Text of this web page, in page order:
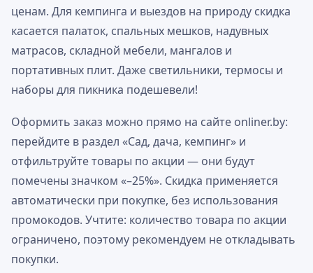
ценам. Для кемпинга и выездов на природу скидка
касается палаток, спальных мешков, надувных
матрасов, складной мебели, мангалов и
портативных плит. Даже светильники, термосы и
наборы для пикника подешевели!
Оформить заказ можно прямо на сайте onliner.by:
перейдите в раздел «Сад, дача, кемпинг» и
отфильтруйте товары по акции — они будут
помечены значком «–25%». Скидка применяется
автоматически при покупке, без использования
промокодов. Учтите: количество товара по акции
ограничено, поэтому рекомендуем не откладывать
покупки.